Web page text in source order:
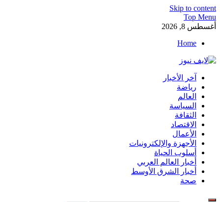
Skip to content
Top Menu
أغسطس 8, 2026
Home
لايف نيوز
آخر الأخبار العاجلة لحظة بلحظة من العالم العربي والعالم
آخر الأخبار
رياضة
العالم
السياسة
الثقافة
الاقتصاد
الأعمال
الأجهزة والإلكترونيات
أسلوب الحياة
أخبار العالم العربي
أخبار الشرق الأوسط
صحة